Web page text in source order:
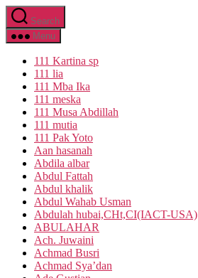
Skip
to
the
Search
Menu
111 Kartina sp
111 lia
111 Mba Ika
111 meska
111 Musa Abdillah
111 mutia
111 Pak Yoto
Aan hasanah
Abdila albar
Abdul Fattah
Abdul khalik
Abdul Wahab Usman
Abdulah hubai,CHt,CI(IACT-USA)
ABULAHAR
Ach. Juwaini
Achmad Busri
Achmad Sya’dan